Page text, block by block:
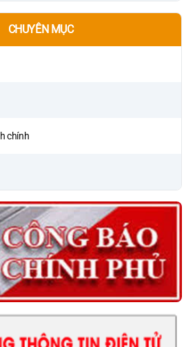
CHUYÊN MỤC
chính